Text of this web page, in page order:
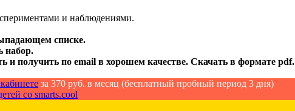
и наблюдениями.
списке.
набор.
и получить по email в хорошем качестве. Скачать в формате pdf.
за 370 руб. в месяц (бесплатный пробный период 3 дня)
со smarts.cool